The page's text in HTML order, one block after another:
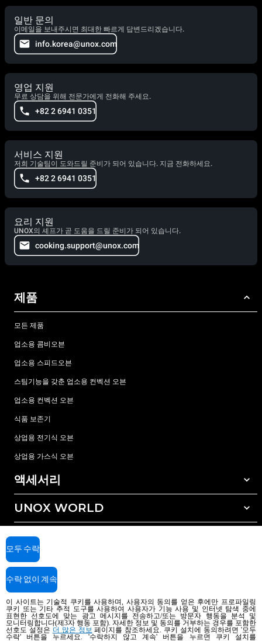
일반 문의
이메일을 보내주시면 최대한 빠르게 답변드리겠습니다.
info.korea@unox.com
영업 지원
무료 상담을 위해 전문가에게 전화해 주세요.
+82 2 6941 0351
서비스 지원
저희 기술팀이 도와드릴 준비가 되어 있습니다. 지금 전화하세요.
+82 2 6941 0351
요리 지원
UNOX의 셰프가 곧 도움을 드릴 준비가 되어 있습니다.
cooking.support@unox.com
제품
모든 제품
업소용 콤비오븐
업소용 스피드오븐
스팀기능을 갖춘 업소용 컨벡션 오븐
업소용 컨벡션 오븐
식품 보존기
상업용 전기식 오븐
상업용 가스식 오븐
액세서리
모든 액세서리
자동세척 세정제
수동세척 세정제
수질 관리를 위한 레진(수지) 필터
역삼투압 수처리 방식
UNOX WORLD
전세계 지사
서비스
우녹스 보증
딜러 찾기
서비스 센터 찾기
Copyright 2026 UNOX SpA All rights reserved. Reg. Imp. Padova n °
04230750285 - REA Padova 372835 - Cap. Soc. 5.000.000 € iv - P.IVA / CF
AI Content Disclaimer Privacy policy Cookie policy
이 사이트는 기술적 쿠키를 사용하며, 사용자의 동의를 얻은 후에만 프로파일링
쿠키 또는 기타 추적 도구를 사용하여 사용자가 기능 사용 및 인터넷 탐색 중에
표현한 선호도에 맞는 광고 메시지를 전송하고/또는 방문자 행동을 분석 및
모니터링합니다(제3자 행동 포함). 자세한 정보 및 동의를 거부하는 경우를 포함한
선호도 설정은 더 많은 정보 페이지를 참조하세요. 쿠키 설치에 동의하려면 '모두
수락' 버튼을 누르세요. '수락하지 않고 계속' 버튼을 누르면 쿠키 설치를
모두 수락
수락 없이 계속